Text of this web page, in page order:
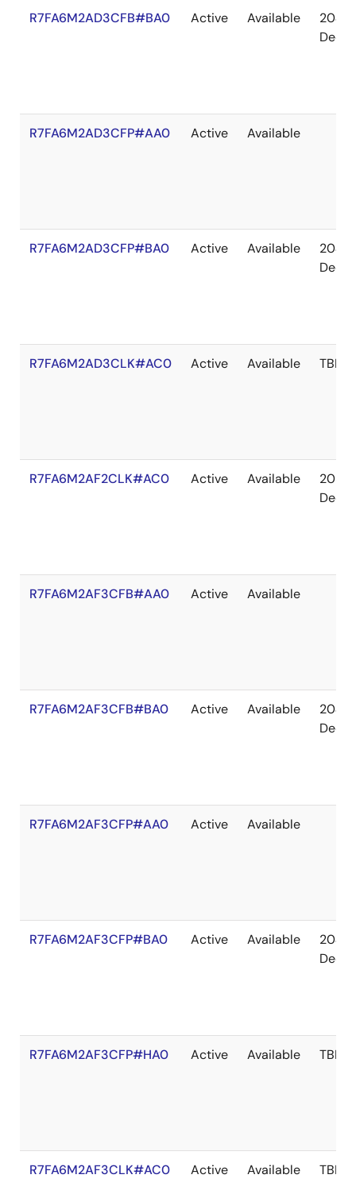
R7FA6M2AD3CFB#BA0 Active Available
2041
Dec
R7FA6M2AD3CFP#AA0 Active Available
R7FA6M2AD3CFP#BA0 Active Available
2041
Dec
R7FA6M2AD3CLK#AC0 Active Available TBD
R7FA6M2AF2CLK#AC0 Active Available
2036
Dec
R7FA6M2AF3CFB#AA0 Active Available
R7FA6M2AF3CFB#BA0 Active Available
2041
Dec
R7FA6M2AF3CFP#AA0 Active Available
R7FA6M2AF3CFP#BA0 Active Available
2041
Dec
R7FA6M2AF3CFP#HA0 Active Available TBD
R7FA6M2AF3CLK#AC0 Active Available TBD